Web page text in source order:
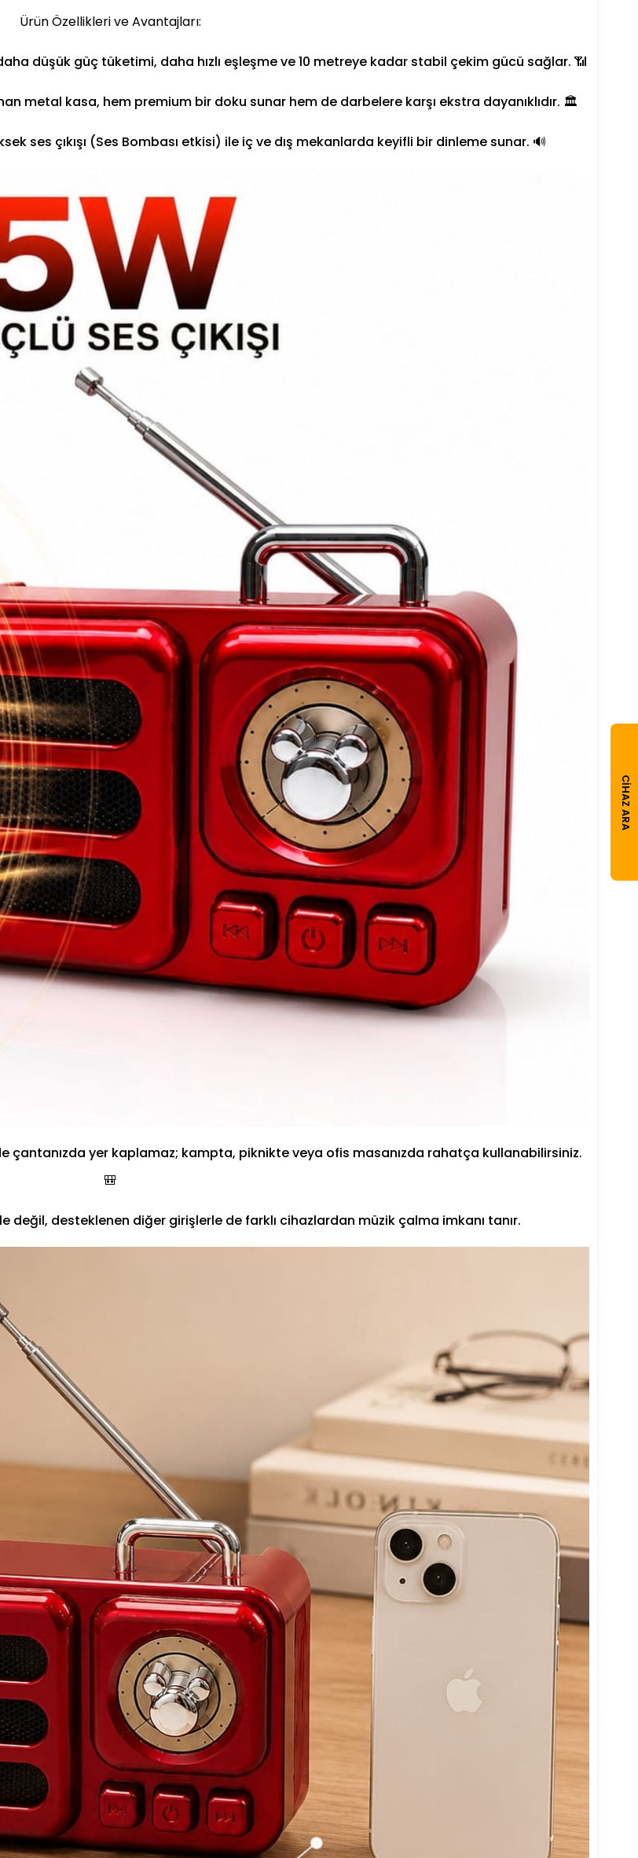
Ürün Özellikleri ve Avantajları:
düşük güç tüketimi, daha hızlı eşleşme ve 10 metreye kadar stabil çekim gücü sağlar. 📶
metal kasa, hem premium bir doku sunar hem de darbelere karşı ekstra dayanıklıdır. 🏛️
ses çıkışı (Ses Bombası etkisi) ile iç ve dış mekanlarda keyifli bir dinleme sunar. 🔊
çantanızda yer kaplamaz; kampta, piknikte veya ofis masanızda rahatça kullanabilirsiniz.
🎒
değil, desteklenen diğer girişlerle de farklı cihazlardan müzik çalma imkanı tanır.
CIHAZ ARA